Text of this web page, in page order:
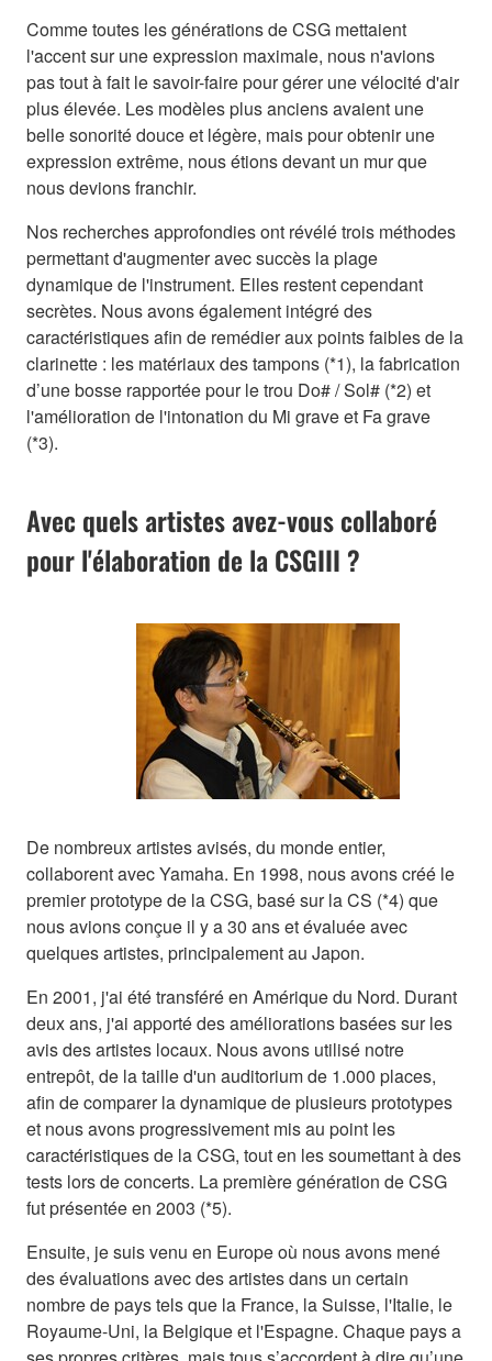
Comme toutes les générations de CSG mettaient
l'accent sur une expression maximale, nous n'avions
pas tout à fait le savoir-faire pour gérer une vélocité d'air
plus élevée. Les modèles plus anciens avaient une
belle sonorité douce et légère, mais pour obtenir une
expression extrême, nous étions devant un mur que
nous devions franchir.
Nos recherches approfondies ont révélé trois méthodes
permettant d'augmenter avec succès la plage
dynamique de l'instrument. Elles restent cependant
secrètes. Nous avons également intégré des
caractéristiques afin de remédier aux points faibles de la
clarinette : les matériaux des tampons (*1), la fabrication
d’une bosse rapportée pour le trou Do# / Sol# (*2) et
l'amélioration de l'intonation du Mi grave et Fa grave
(*3).
Avec quels artistes avez-vous collaboré
pour l'élaboration de la CSGIII ?
De nombreux artistes avisés, du monde entier,
collaborent avec Yamaha. En 1998, nous avons créé le
premier prototype de la CSG, basé sur la CS (*4) que
nous avions conçue il y a 30 ans et évaluée avec
quelques artistes, principalement au Japon.
En 2001, j'ai été transféré en Amérique du Nord. Durant
deux ans, j'ai apporté des améliorations basées sur les
avis des artistes locaux. Nous avons utilisé notre
entrepôt, de la taille d'un auditorium de 1.000 places,
afin de comparer la dynamique de plusieurs prototypes
et nous avons progressivement mis au point les
caractéristiques de la CSG, tout en les soumettant à des
tests lors de concerts. La première génération de CSG
fut présentée en 2003 (*5).
Ensuite, je suis venu en Europe où nous avons mené
des évaluations avec des artistes dans un certain
nombre de pays tels que la France, la Suisse, l'Italie, le
Royaume-Uni, la Belgique et l'Espagne. Chaque pays a